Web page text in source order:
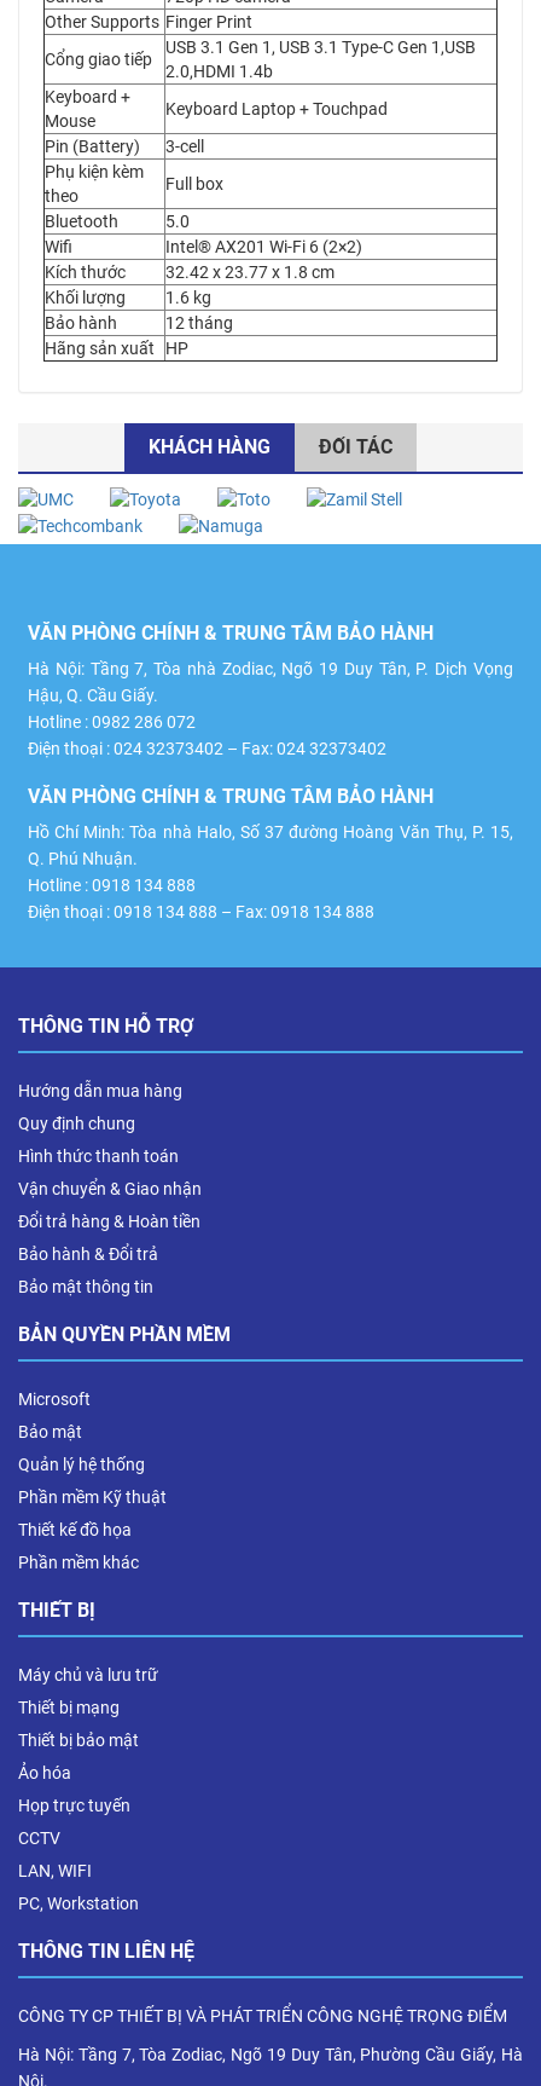
Other Supports Finger Print
Cổng giao tiếp
USB 3.1 Gen 1, USB 3.1 Type-C Gen 1,USB
2.0,HDMI 1.4b
Keyboard +
Mouse
Keyboard Laptop + Touchpad
Pin (Battery)
3-cell
Phụ kiện kèm
theo
Full box
Bluetooth
5.0
Wifi
Intel® AX201 Wi-Fi 6 (2×2)
Kích thước
32.42 x 23.77 x 1.8 cm
Khối lượng
1.6 kg
Bảo hành
12 tháng
Hãng sản xuất
HP
KHÁCH HÀNG ĐỐI TÁC
VĂN PHÒNG CHÍNH & TRUNG TÂM BẢO HÀNH
Hà Nội: Tầng 7, Tòa nhà Zodiac, Ngõ 19 Duy Tân, P. Dịch Vọng
Hậu, Q. Cầu Giấy.
Hotline : 0982 286 072
Điện thoại : 024 32373402 – Fax: 024 32373402
VĂN PHÒNG CHÍNH & TRUNG TÂM BẢO HÀNH
Hồ Chí Minh: Tòa nhà Halo, Số 37 đường Hoàng Văn Thụ, P. 15,
Q. Phú Nhuận.
Hotline : 0918 134 888
Điện thoại : 0918 134 888 – Fax: 0918 134 888
THÔNG TIN HỖ TRỢ
Hướng dẫn mua hàng
Quy định chung
Hình thức thanh toán
Vận chuyển & Giao nhận
Đổi trả hàng & Hoàn tiền
Bảo hành & Đổi trả
Bảo mật thông tin
BẢN QUYỀN PHẦN MỀM
Microsoft
Bảo mật
Quản lý hệ thống
Phần mềm Kỹ thuật
Thiết kế đồ họa
Phần mềm khác
THIẾT BỊ
Máy chủ và lưu trữ
Thiết bị mạng
Thiết bị bảo mật
Ảo hóa
Họp trực tuyến
CCTV
LAN, WIFI
PC, Workstation
THÔNG TIN LIÊN HỆ
CÔNG TY CP THIẾT BỊ VÀ PHÁT TRIỂN CÔNG NGHỆ TRỌNG ĐIỂM
Hà Nội: Tầng 7, Tòa Zodiac, Ngõ 19 Duy Tân, Phường Cầu Giấy, Hà
Nội.